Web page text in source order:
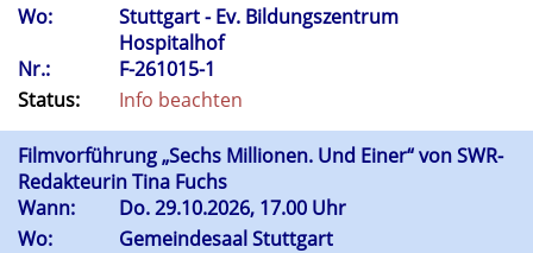
Wo:
Stuttgart - Ev. Bildungszentrum
Hospitalhof
Nr.:
F-261015-1
Status:
Info beachten
Filmvorführung „Sechs Millionen. Und Einer“ von SWR-
Redakteurin Tina Fuchs
Wann:
Do.29.10.2026, 17.00 Uhr
Wo:
Gemeindesaal Stuttgart